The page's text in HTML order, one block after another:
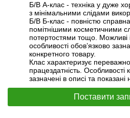
Б/В А-клас - техніка у дуже
з мінімальними слідами
Б/В Б-клас - повністю
помітнішими косметичними
потертостями тощо. Можливі
особливості обов’язково
конкретного товару.
Клас характеризує
працездатність. Особливості
зазначені в описі та показані
Поставити